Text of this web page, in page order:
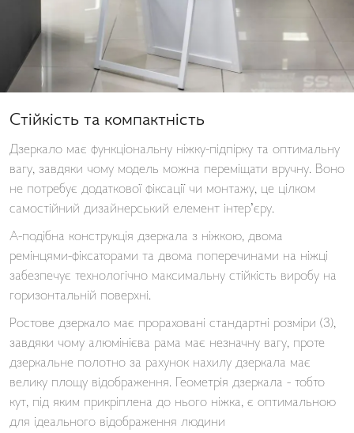
Стійкість та компактність
Дзеркало має функціональну ніжку-підпірку та оптимальну
вагу, завдяки чому модель можна переміщати вручну. Воно
не потребує додаткової фіксації чи монтажу, це цілком
самостійний дизайнерський елемент інтер’єру.
А-подібна конструкція дзеркала з ніжкою, двома
ремінцями-фіксаторами та двома поперечинами на ніжці
забезпечує технологічно максимальну стійкість виробу на
горизонтальній поверхні.
Ростове дзеркало має прораховані стандартні розміри (3),
завдяки чому алюмінієва рама має незначну вагу, проте
дзеркальне полотно за рахунок нахилу дзеркала має
велику площу відображення. Геометрія дзеркала - тобто
кут, під яким прикріплена до нього ніжка, є оптимальною
для ідеального відображення людини